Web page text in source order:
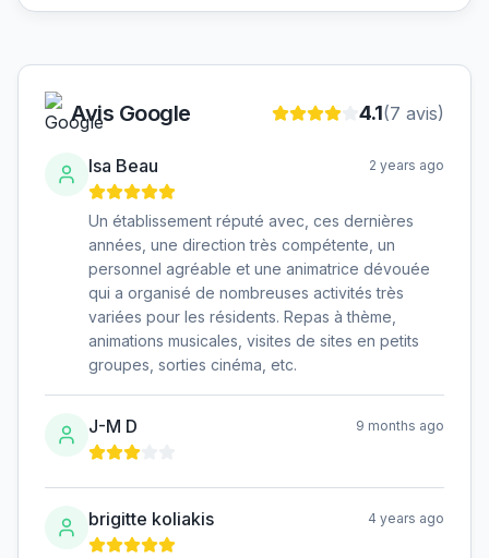
Avis Google 4.1(7 avis)
Isa Beau 2 years ago
Un établissement réputé avec, ces dernières
années, une direction très compétente, un
personnel agréable et une animatrice dévouée
qui a organisé de nombreuses activités très
variées pour les résidents. Repas à thème,
animations musicales, visites de sites en petits
groupes, sorties cinéma, etc.
J-M D 9 months ago
brigitte koliakis 4 years ago